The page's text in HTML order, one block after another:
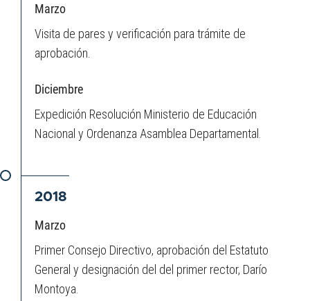
Marzo
Visita de pares y verificación para trámite de
aprobación.
Diciembre
Expedición Resolución Ministerio de Educación
Nacional y Ordenanza Asamblea Departamental.
2018
Marzo
Primer Consejo Directivo, aprobación del Estatuto
General y designación del del primer rector, Darío
Montoya.